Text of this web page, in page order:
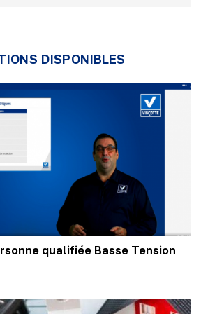
DISPONIBLES
qualifiée Basse Tension